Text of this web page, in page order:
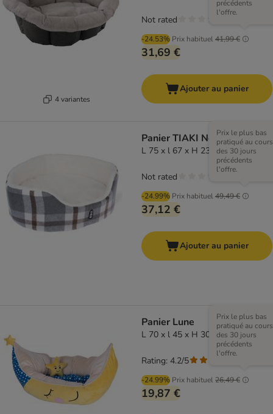
4 variantes
-24.53% Prix habituel41,99 €
précédents
l'offre.
31,69 €
Not rated
Ajouter au panier
Panier TIAKI Nolan
L 75 x l 67 x H 23 cm
-24.99% Prix habituel49,49 €
Prix le plus bas
pratiqué au cours
des 30 jours
précédents
l'offre.
37,12 €
Not rated
Ajouter au panier
Panier Lune
L 70 x l 45 x H 30 cm
-24.99% Prix habituel26,49 €
Prix le plus bas
pratiqué au cours
des 30 jours
précédents
l'offre.
19,87 €
Rating: 4.2/5